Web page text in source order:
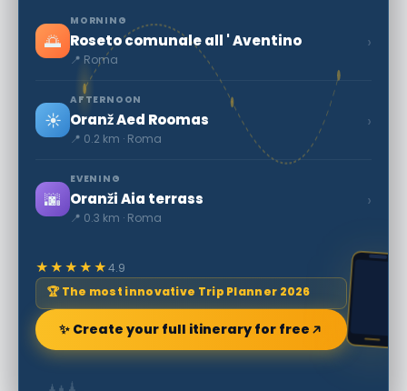
🌅
MORNING
Roseto comunale all ' Aventino
📍 Roma
›
☀️
AFTERNOON
Oranž Aed Roomas
📍 0.2 km · Roma
›
🌆
EVENING
Oranži Aia terrass
📍 0.3 km · Roma
›
★★★★★4.9
🏆 The most innovative Trip Planner 2026
✨ Create your full itinerary for free